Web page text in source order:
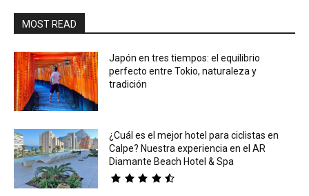
MOST READ
Japón en tres tiempos: el equilibrio
perfecto entre Tokio, naturaleza y
tradición
¿Cuál es el mejor hotel para ciclistas en
Calpe? Nuestra experiencia en el AR
Diamante Beach Hotel & Spa